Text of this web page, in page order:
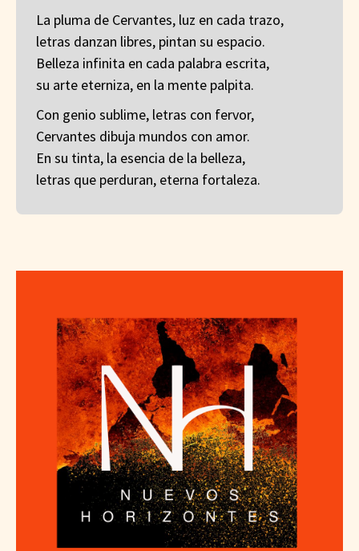
La pluma de Cervantes, luz en cada trazo,
letras danzan libres, pintan su espacio.
Belleza infinita en cada palabra escrita,
su arte eterniza, en la mente palpita.
Con genio sublime, letras con fervor,
Cervantes dibuja mundos con amor.
En su tinta, la esencia de la belleza,
letras que perduran, eterna fortaleza.